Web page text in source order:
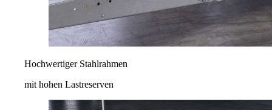
Hochwertiger Stahlrahmen
mit hohen Lastreserven